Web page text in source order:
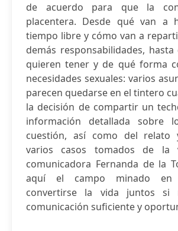
de acuerdo para que la
placentera. Desde qué van a
tiempo libre y cómo van a
demás responsabilidades,
quieren tener y de qué forma
necesidades sexuales: varios
parecen quedarse en el tintero
la decisión de compartir un
información detallada sobre
cuestión, así como del relato
varios casos tomados de la
comunicadora Fernanda de la
aquí el campo minado en
convertirse la vida juntos si
comunicación suficiente y